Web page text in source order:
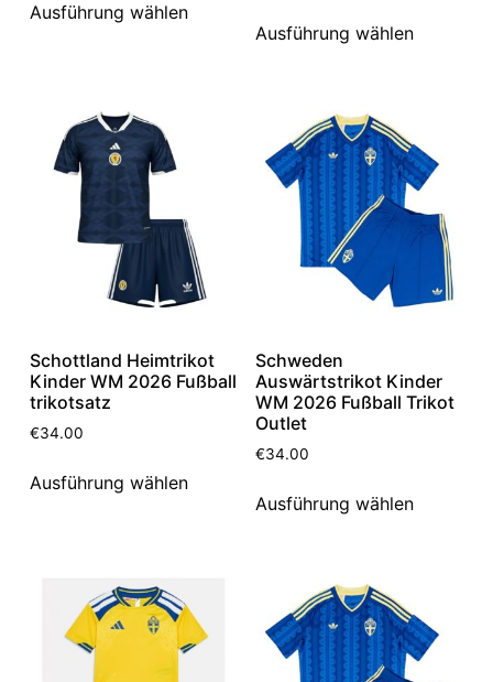
Ausführung wählen
Ausführung wählen
Schottland Heimtrikot
Kinder WM 2026 Fußball
trikotsatz
€34.00
Ausführung wählen
Schweden
Auswärtstrikot Kinder
WM 2026 Fußball Trikot
Outlet
€34.00
Ausführung wählen